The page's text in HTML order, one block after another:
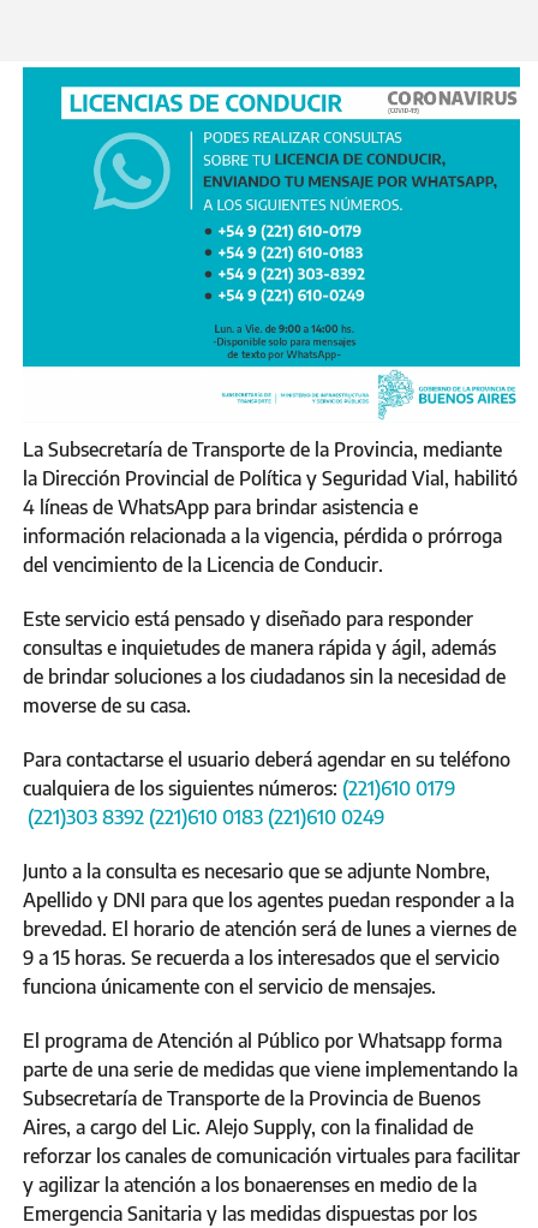
La Subsecretaría de Transporte de la Provincia, mediante
la Dirección Provincial de Política y Seguridad Vial, habilitó
4 líneas de WhatsApp para brindar asistencia e
información relacionada a la vigencia, pérdida o prórroga
del vencimiento de la Licencia de Conducir.
Este servicio está pensado y diseñado para responder
consultas e inquietudes de manera rápida y ágil, además
de brindar soluciones a los ciudadanos sin la necesidad de
moverse de su casa.
Para contactarse el usuario deberá agendar en su teléfono
cualquiera de los siguientes números: (221)610 0179
(221)303 8392 (221)610 0183 (221)610 0249
Junto a la consulta es necesario que se adjunte Nombre,
Apellido y DNI para que los agentes puedan responder a la
brevedad. El horario de atención será de lunes a viernes de
9 a 15 horas. Se recuerda a los interesados que el servicio
funciona únicamente con el servicio de mensajes.
El programa de Atención al Público por Whatsapp forma
parte de una serie de medidas que viene implementando la
Subsecretaría de Transporte de la Provincia de Buenos
Aires, a cargo del Lic. Alejo Supply, con la finalidad de
reforzar los canales de comunicación virtuales para facilitar
y agilizar la atención a los bonaerenses en medio de la
Emergencia Sanitaria y las medidas dispuestas por los